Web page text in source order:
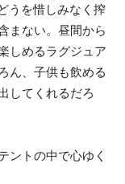
うを惜しみなく搾
まない。昼間から
しめるラグジュア
ん、子供も飲める
してくれるだろ
ントの中で心ゆく